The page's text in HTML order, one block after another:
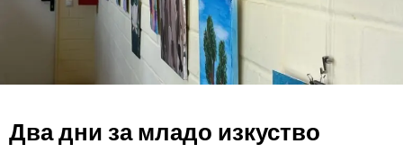
Два дни за младо изкуство